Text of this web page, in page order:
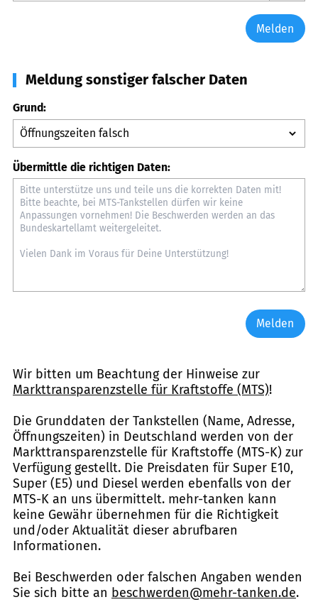
Melden
Meldung sonstiger falscher Daten
Grund:
Übermittle die richtigen Daten:
Melden
Wir bitten um Beachtung der Hinweise zur
Markttransparenzstelle für Kraftstoffe (MTS)!
Die Grunddaten der Tankstellen (Name, Adresse,
Öffnungszeiten) in Deutschland werden von der
Markttransparenzstelle für Kraftstoffe (MTS-K) zur
Verfügung gestellt. Die Preisdaten für Super E10,
Super (E5) und Diesel werden ebenfalls von der
MTS-K an uns übermittelt. mehr-tanken kann
keine Gewähr übernehmen für die Richtigkeit
und/oder Aktualität dieser abrufbaren
Informationen.
Bei Beschwerden oder falschen Angaben wenden
Sie sich bitte an beschwerden@mehr-tanken.de.